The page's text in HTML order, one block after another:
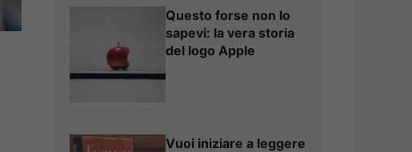
Questo forse non lo
sapevi: la vera storia
del logo Apple
Vuoi iniziare a leggere